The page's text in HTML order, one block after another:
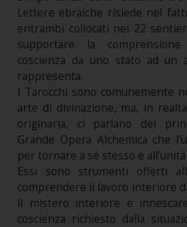
Lettere ebraiche risiede nel
entrambi collocati nei 22
supportare la
coscienza da uno stato ad un
rappresenta.
I Tarocchi sono comunemente
arte di divinazione, ma, in
originaria, ci parlano dei
Grande Opera Alchemica che
per tornare a sé stesso e
Essi sono strumenti offerti
comprendere il lavoro interiore
il mistero interiore e
coscienza richiesto dalla